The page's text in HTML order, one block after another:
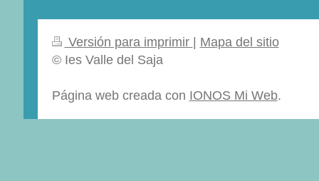
Versión para imprimir | Mapa del sitio
© Ies Valle del Saja
Página web creada con IONOS Mi Web.